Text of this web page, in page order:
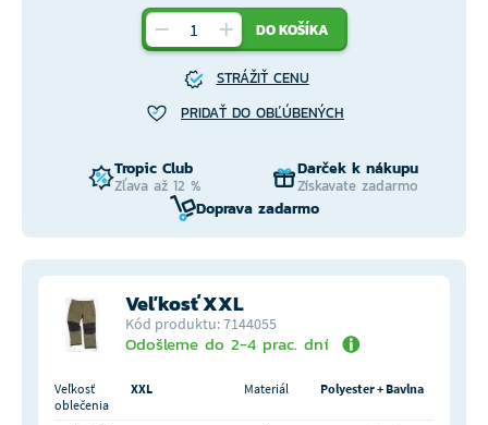
DO KOŠÍKA
STRÁŽIŤ CENU
PRIDAŤ DO OBĽÚBENÝCH
Tropic Club
Zľava až 12 %
Darček k nákupu
Získavate zadarmo
Doprava zadarmo
Veľkosť XXL
Kód produktu: 7144055
Odošleme do 2-4 prac. dní
Veľkosť
oblečenia
XXL Materiál Polyester + Bavlna